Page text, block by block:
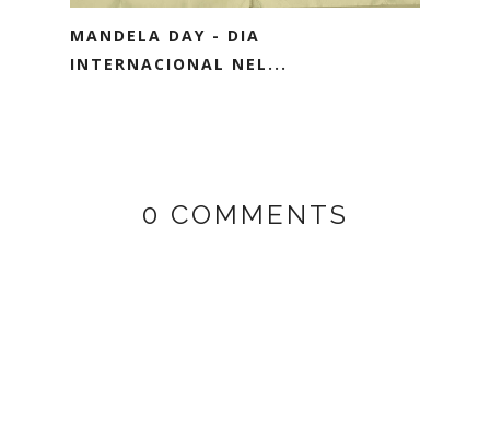
MANDELA DAY - DIA
INTERNACIONAL NEL...
0 COMMENTS